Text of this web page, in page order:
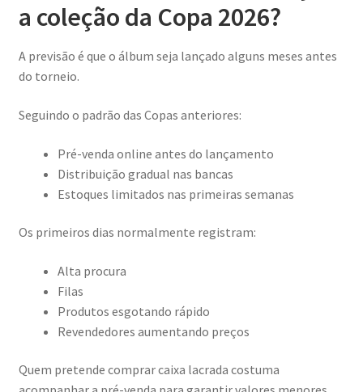
a coleção da Copa 2026?
A previsão é que o álbum seja lançado alguns meses antes
do torneio.
Seguindo o padrão das Copas anteriores:
Pré-venda online antes do lançamento
Distribuição gradual nas bancas
Estoques limitados nas primeiras semanas
Os primeiros dias normalmente registram:
Alta procura
Filas
Produtos esgotando rápido
Revendedores aumentando preços
Quem pretende comprar caixa lacrada costuma